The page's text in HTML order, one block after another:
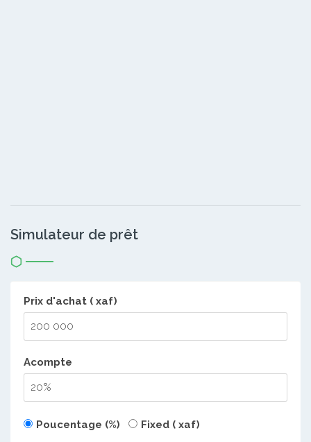
Simulateur de prêt
Prix d'achat ( xaf)
Acompte
Poucentage (%) Fixed ( xaf)